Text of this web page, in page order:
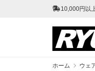
10,000円以
ホーム ウェ